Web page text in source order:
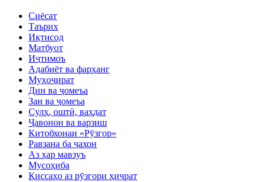
Сиёсат
Таърих
Иқтисод
Матбуот
Иҷтимоъ
Адабиёт ва фарҳанг
Муҳоҷират
Дин ва ҷомеъа
Зан ва ҷомеъа
Сулҳ, оштӣ, ваҳдат
Ҷавонон ва варзиш
Китобхонаи «Рӯзгор»
Равзана ба ҷахон
Аз ҳар мавзуъ
Мусоҳиба
Қиссаҳо аз рӯзгори ҳиҷрат